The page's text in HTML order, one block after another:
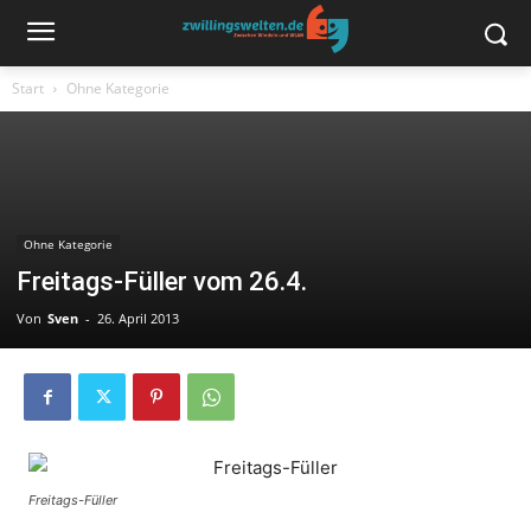
Start Ohne Kategorie
Ohne Kategorie
Freitags-Füller vom 26.4.
Von Sven - 26. April 2013
Freitags-Füller